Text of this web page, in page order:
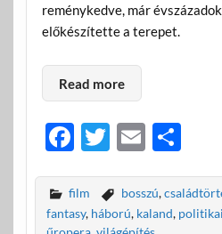
reménykedve, már
előkészítette a terepet.
Read more
F
e
b
T
itt
er
E
ail
O
za
m
film bosszú,
fantasy, háború, kaland,